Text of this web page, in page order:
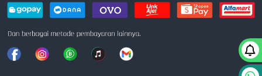
FacebookInstagramWhatsapp
Tiktok youtube